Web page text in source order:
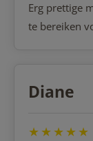
Erg prettige
te bereiken
Diane
★★★★★